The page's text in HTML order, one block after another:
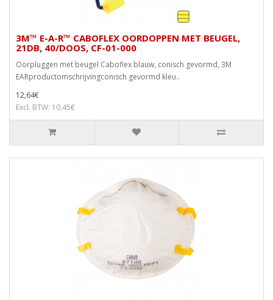
3M™ E-A-R™ CABOFLEX OORDOPPEN MET BEUGEL,
21DB, 40/DOOS, CF-01-000
Oorpluggen met beugel Caboflex blauw, conisch gevormd, 3M
EARproductomschrijvingconisch gevormd kleu..
12,64€
Excl. BTW: 10,45€